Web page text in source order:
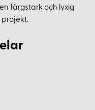
färgstark och lyxig
projekt.